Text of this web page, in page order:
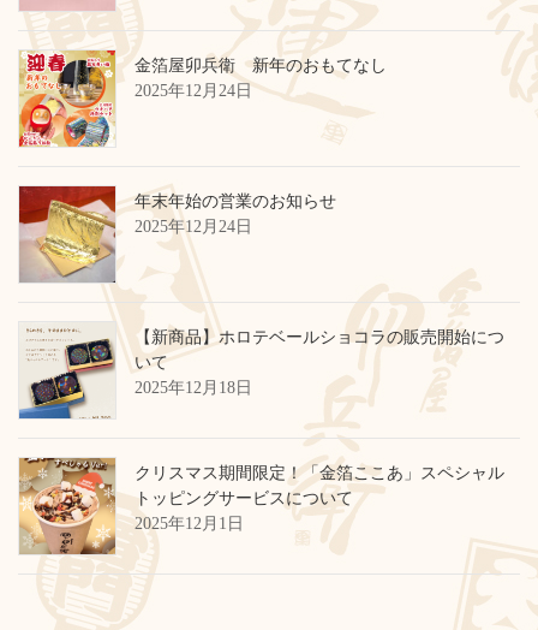
金箔屋卯兵衛 新年のおもてなし
2025年12月24日
年末年始の営業のお知らせ
2025年12月24日
【新商品】ホロテベールショコラの販売開始につ
いて
2025年12月18日
クリスマス期間限定！「金箔ここあ」スペシャル
トッピングサービスについて
2025年12月1日